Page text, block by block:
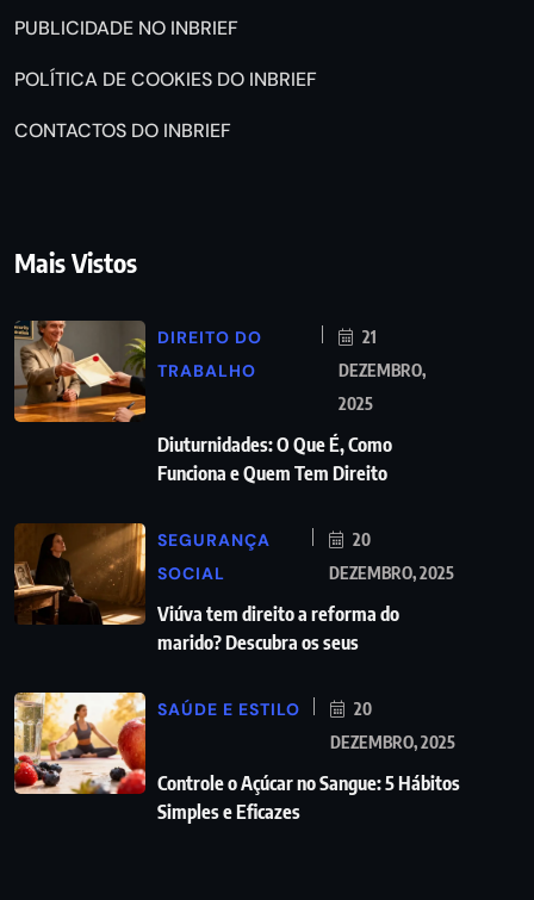
PUBLICIDADE NO INBRIEF
POLÍTICA DE COOKIES DO INBRIEF
CONTACTOS DO INBRIEF
Mais Vistos
DIREITO DO
TRABALHO
21
DEZEMBRO,
2025
Diuturnidades: O Que É, Como
Funciona e Quem Tem Direito
SEGURANÇA
SOCIAL
20
DEZEMBRO, 2025
Viúva tem direito a reforma do
marido? Descubra os seus
SAÚDE E ESTILO
20
DEZEMBRO, 2025
Controle o Açúcar no Sangue: 5 Hábitos
Simples e Eficazes